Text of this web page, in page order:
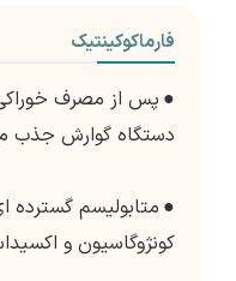
فارماکوکینتیک
●پس از مصرف
دستگاه گوارش جذب
●متابولیسم گسترده
کونژوگاسیون و